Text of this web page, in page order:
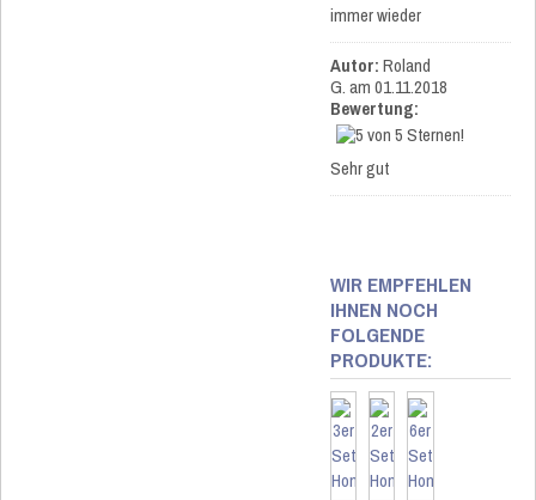
immer wieder
Autor:Roland
G.am 01.11.2018
Bewertung:
Sehr gut
WIR EMPFEHLEN
IHNEN NOCH
FOLGENDE
PRODUKTE: